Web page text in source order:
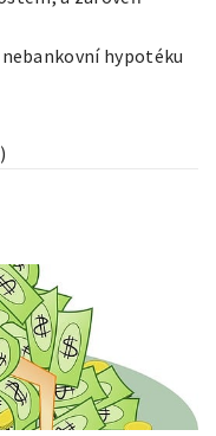
hypotéku